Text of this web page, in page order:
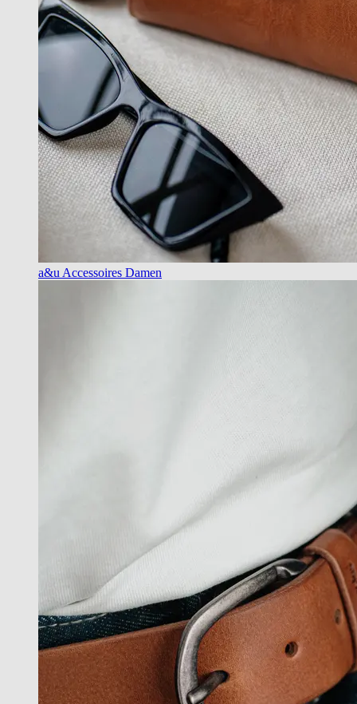
a&u Accessoires Damen